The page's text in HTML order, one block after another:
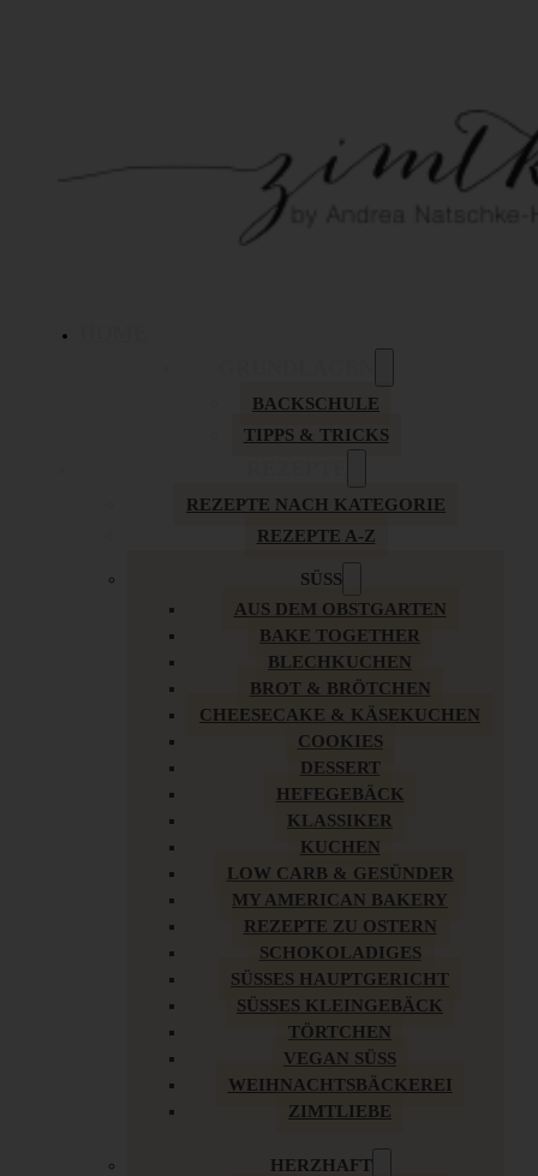
BACKSCHULE
TIPPS & TRICKS
REZEPTE NACH KATEGORIE
REZEPTE A-Z
SÜSS
AUS DEM OBSTGARTEN
BAKE TOGETHER
BLECHKUCHEN
BROT & BRÖTCHEN
CHEESECAKE & KÄSEKUCHEN
COOKIES
DESSERT
HEFEGEBÄCK
KLASSIKER
KUCHEN
LOW CARB & GESÜNDER
MY AMERICAN BAKERY
REZEPTE ZU OSTERN
SCHOKOLADIGES
SÜSSES HAUPTGERICHT
SÜSSES KLEINGEBÄCK
TÖRTCHEN
VEGAN SÜSS
WEIHNACHTSBÄCKEREI
ZIMTLIEBE
HERZHAFT